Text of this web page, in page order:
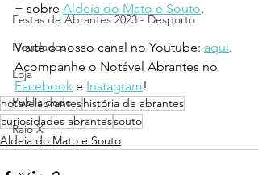
Festas de Abrantes 2023 - Desporto
Novidades
Loja
Publicidade
Raio X
+ sobre Aldeia do Mato e Souto.
Visite o nosso canal no Youtube: aqui.
Acompanhe o Notável Abrantes no
Facebook e Instagram!
notavelabranteshistória de abrantes
curiosidades abrantessouto
Aldeia do Mato e Souto